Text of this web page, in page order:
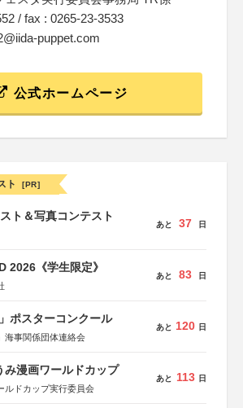
/ fax : 0265-23-3533
puppet.com
公式ホームページ
ト [PR]
ト＆写真コンテスト
あと 37 日
2026《学生限定》
あと 83 日
ポスターコンクール
海事関係団体連絡会
あと 120 日
み漫画ワールドカップ
ルドカップ実行委員会
あと 113 日